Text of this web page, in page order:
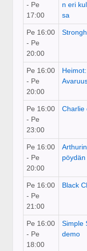
- Pe
17:00
n eri
sa
Pe 16:00
- Pe
20:00
Pe 16:00
- Pe
20:00
Heimot:
Pe 16:00
- Pe
23:00
Charlie
Pe 16:00
- Pe
20:00
Pe 16:00
- Pe
21:00
Black
Pe 16:00
- Pe
18:00
Simple
demo